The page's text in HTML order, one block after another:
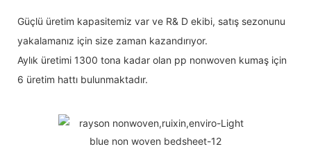
Güçlü üretim kapasitemiz var ve R& D ekibi, satış sezonunu
yakalamanız için size zaman kazandırıyor.
Aylık üretimi 1300 tona kadar olan pp nonwoven kumaş için
6 üretim hattı bulunmaktadır.